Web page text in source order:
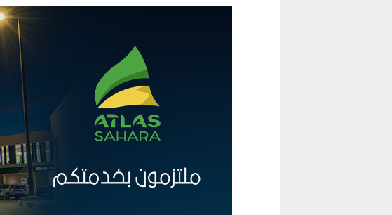
Stop